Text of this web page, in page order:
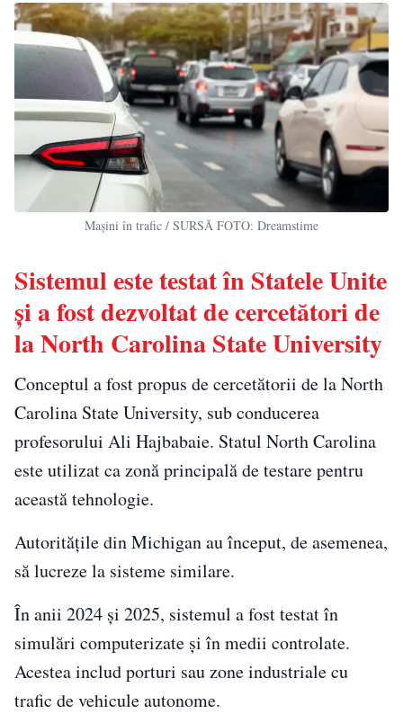
Mașini în trafic / SURSĂ FOTO: Dreamstime
Sistemul este testat în Statele Unite
și a fost dezvoltat de cercetători de
la North Carolina State University
Conceptul a fost propus de cercetătorii de la North
Carolina State University, sub conducerea
profesorului Ali Hajbabaie. Statul North Carolina
este utilizat ca zonă principală de testare pentru
această tehnologie.
Autoritățile din Michigan au început, de asemenea,
să lucreze la sisteme similare.
În anii 2024 și 2025, sistemul a fost testat în
simulări computerizate și în medii controlate.
Acestea includ porturi sau zone industriale cu
trafic de vehicule autonome.